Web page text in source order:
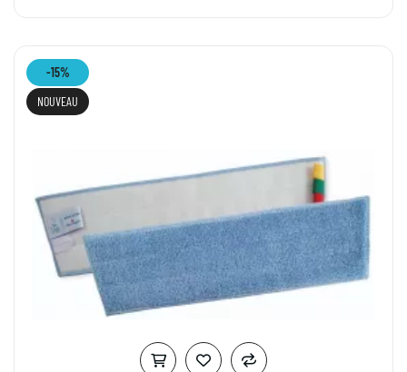
-15%
NOUVEAU